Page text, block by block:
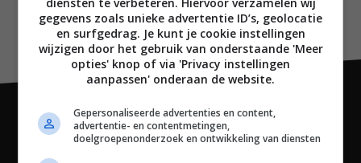
gegevens zoals unieke advertentie ID’s, geolocatie
en surfgedrag. Je kunt je cookie instellingen
wijzigen door het gebruik van onderstaande 'Meer
opties' knop of via 'Privacy instellingen
aanpassen' onderaan de website.
Gepersonaliseerde advertenties en content,
advertentie- en contentmetingen,
doelgroepenonderzoek en ontwikkeling van diensten